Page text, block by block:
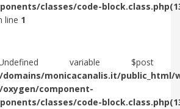
classes/code-
line 1
variable $post
domains/monicacanalis.it/public_html/
component-
classes/code-